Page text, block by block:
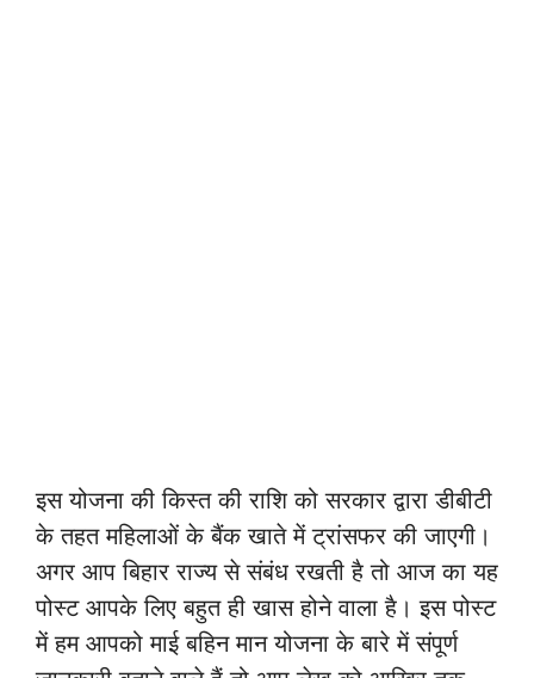
इस योजना की किस्त की राशि को सरकार द्वारा डीबीटी
के तहत महिलाओं के बैंक खाते में ट्रांसफर की जाएगी।
अगर आप बिहार राज्य से संबंध रखती है तो आज का यह
पोस्ट आपके लिए बहुत ही खास होने वाला है। इस पोस्ट
में हम आपको माई बहिन मान योजना के बारे में संपूर्ण